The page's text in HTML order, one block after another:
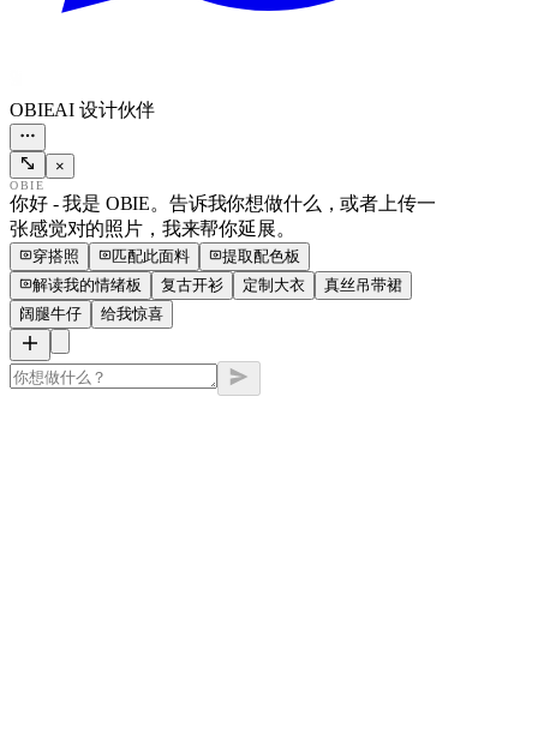
OBIEAI 设计伙伴
×
OBIE
你好 - 我是 OBIE。告诉我你想做什么，或者上传一
张感觉对的照片，我来帮你延展。
穿搭照 匹配此面料
提取配色板
解读我的情绪板
复古开衫 定制大衣
真丝吊带裙
阔腿牛仔
给我惊喜